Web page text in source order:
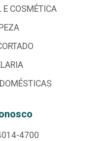
E COSMÉTICA
4700